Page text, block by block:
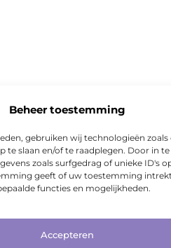
Beheer toestemming
gebruiken wij technologieën
te slaan en/of te raadplegen. Door in
zoals surfgedrag of unieke ID's
geeft of uw toestemming
functies en mogelijkheden.
Accepteren